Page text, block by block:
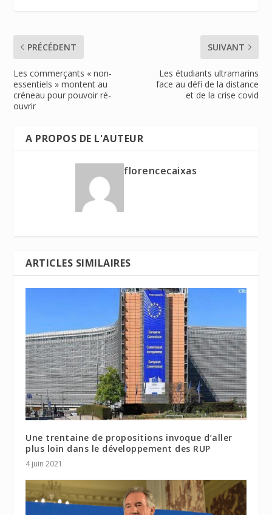
PRÉCÉDENT
Les commerçants « non-
essentiels » montent au
créneau pour pouvoir ré-
ouvrir
SUIVANT
Les étudiants ultramarins
face au défi de la distance
et de la crise covid
A PROPOS DE L'AUTEUR
florencecaixas
ARTICLES SIMILAIRES
Une trentaine de propositions invoque d’aller
plus loin dans le développement des RUP
4 juin 2021